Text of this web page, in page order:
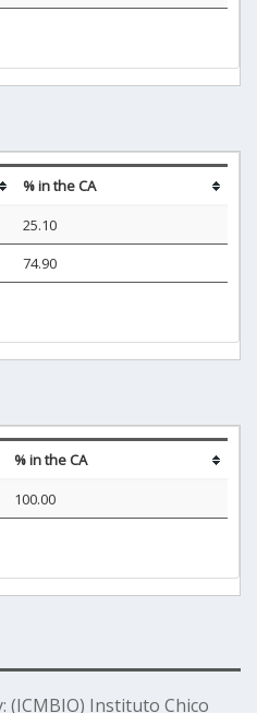
% in the CA
25.10
74.90
% in the CA
100.00
(ICMBIO) Instituto Chico